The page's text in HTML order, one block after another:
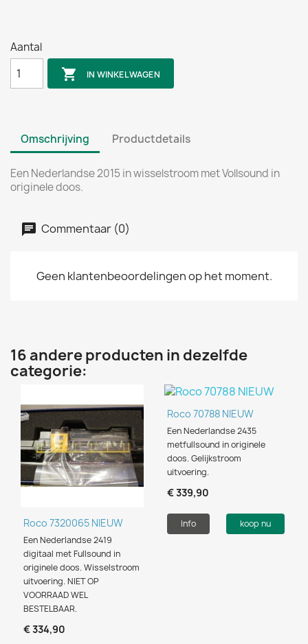
Aantal
 IN WINKELWAGEN
Omschrijving Productdetails
Een Nederlandse 2015 in wisselstroom met Vollsound in
originele doos.
Commentaar (0)
Geen klantenbeoordelingen op het moment.
16 andere producten in dezelfde
categorie:
Roco 7320065 NIEUW
Een Nederlandse 2419
digitaal met Fullsound in
originele doos. Wisselstroom
uitvoering. NIET OP
VOORRAAD WEL
BESTELBAAR.
€ 334,90
Roco 70788 NIEUW
Een Nederlandse 2435
metfullsound in originele
doos. Gelijkstroom
uitvoering.
€ 339,90
Info koop nu